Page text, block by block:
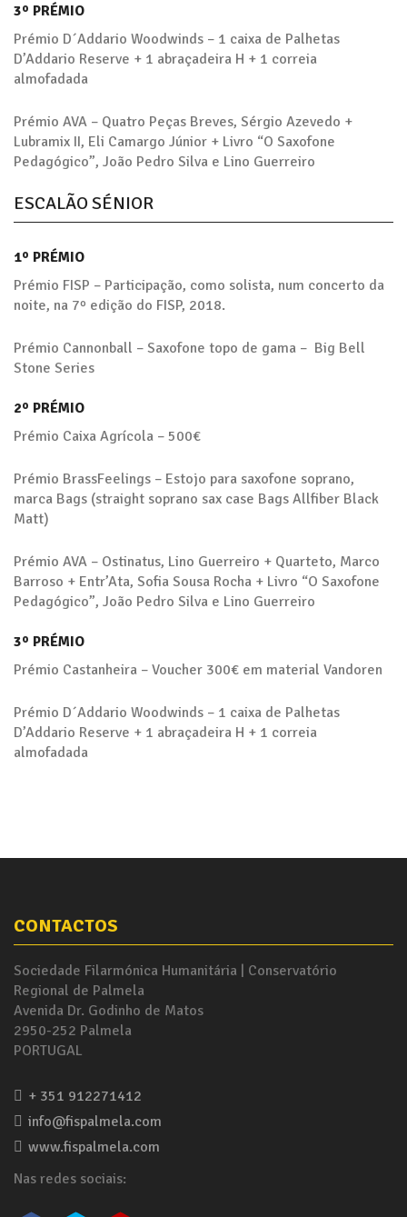
3º PRÉMIO
Prémio D´Addario Woodwinds – 1 caixa de Palhetas
D’Addario Reserve + 1 abraçadeira H + 1 correia
almofadada
Prémio AVA – Quatro Peças Breves, Sérgio Azevedo +
Lubramix II, Eli Camargo Júnior + Livro “O Saxofone
Pedagógico”, João Pedro Silva e Lino Guerreiro
ESCALÃO SÉNIOR
1º PRÉMIO
Prémio FISP – Participação, como solista, num concerto da
noite, na 7º edição do FISP, 2018.
Prémio Cannonball – Saxofone topo de gama – Big Bell
Stone Series
2º PRÉMIO
Prémio Caixa Agrícola – 500€
Prémio BrassFeelings – Estojo para saxofone soprano,
marca Bags (straight soprano sax case Bags Allfiber Black
Matt)
Prémio AVA – Ostinatus, Lino Guerreiro + Quarteto, Marco
Barroso + Entr’Ata, Sofia Sousa Rocha + Livro “O Saxofone
Pedagógico”, João Pedro Silva e Lino Guerreiro
3º PRÉMIO
Prémio Castanheira – Voucher 300€ em material Vandoren
Prémio D´Addario Woodwinds – 1 caixa de Palhetas
D’Addario Reserve + 1 abraçadeira H + 1 correia
almofadada
CONTACTOS
Sociedade Filarmónica Humanitária | Conservatório
Regional de Palmela
Avenida Dr. Godinho de Matos
2950-252 Palmela
PORTUGAL
+ 351 912271412
info@fispalmela.com
www.fispalmela.com
Nas redes sociais: